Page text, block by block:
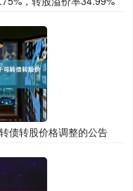
债转股价格调整的公告